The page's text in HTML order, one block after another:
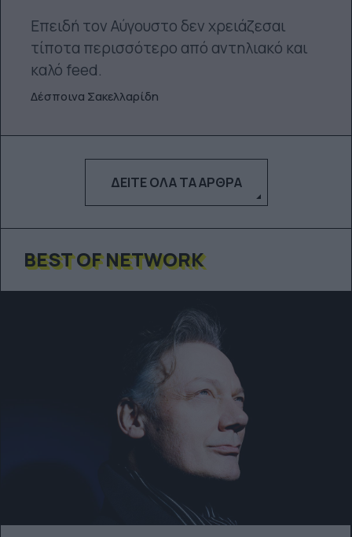
Επειδή τον Αύγουστο δεν χρειάζεσαι
τίποτα περισσότερο από αντηλιακό και
καλό feed.
Δέσποινα Σακελλαρίδη
ΔΕΊΤΕ ΌΛΑ ΤΑ ΆΡΘΡΑ
BEST OF NETWORK